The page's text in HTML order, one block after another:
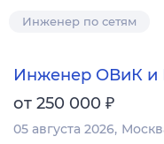
Инженер по сетям
Инженер ОВиК и
от 250 000 ₽
05 августа 2026